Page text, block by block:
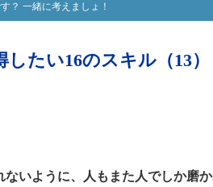
？ 一緒に考えましょ！
たい16のスキル（13）
いように、人もまた人でしか磨か